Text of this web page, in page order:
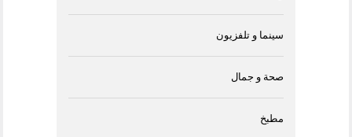
سينما و تلفزيون
صحة و جمال
مطبخ